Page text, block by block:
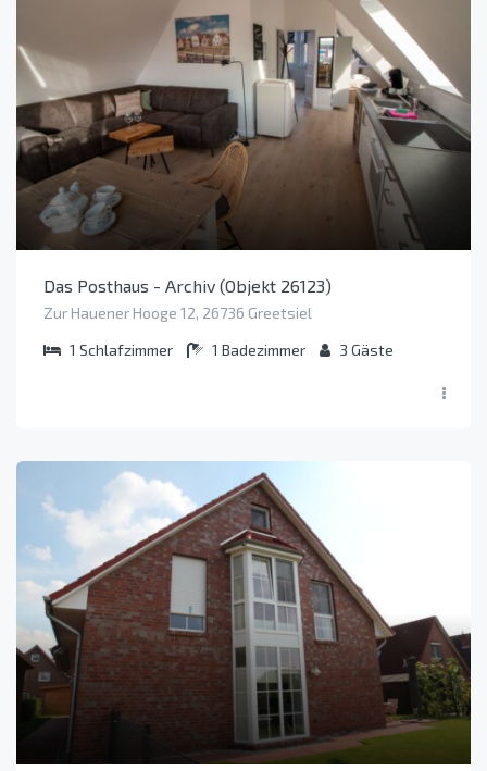
Das Posthaus - Archiv (Objekt 26123)
Zur Hauener Hooge 12, 26736 Greetsiel
1 Schlafzimmer 1 Badezimmer 3 Gäste